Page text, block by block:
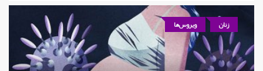
زنان ویروس‌ها